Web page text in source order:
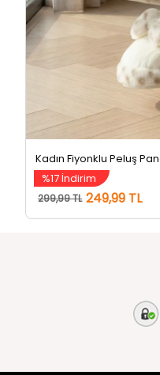
%17 İndirim
299,99 TL 249,99 TL